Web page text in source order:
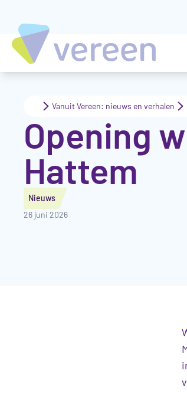
Vanuit Vereen: nieuws en verhalen
Opening
Hattem
Nieuws
26 juni 2026